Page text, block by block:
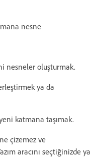
nesne
nesneler oluşturmak.
ya da
katmana taşımak.
çizemez ve
aracını seçtiğinizde ya